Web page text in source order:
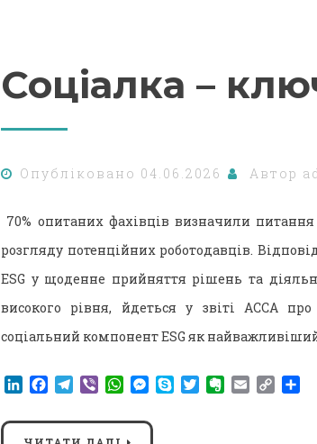
Соціалка –
Опубліковано 04.06.2026 Автор
70% опитаних фахівців визначили
розгляду потенційних роботодавців.
ESG у щоденне прийняття рішень та
високого рівня, йдеться у звіті ACCA
соціальний компонент ESG як
LinkedIn
Facebook
Telegram
ViberWhatsApp
Messenger
SkypeTwitterEvernote
EmailCopy